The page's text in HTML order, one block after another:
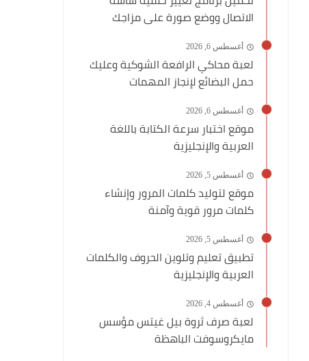
الاتصال ووضع صورة على مزاجك
أغسطس 6, 2026
لعبة محاكي الرافعة الشوكية وعليك
حمل البضائع لإنجاز المهمات
أغسطس 6, 2026
موقع اختبار سرعة الكتابة باللغة
العربية والإنجليزية
أغسطس 5, 2026
موقع لتوليد كلمات المرور وإنشاء
كلمات مرور قوية وآمنة
أغسطس 5, 2026
تطبيق تعليم وتلوين الحروف والكلمات
العربية والإنجليزية
أغسطس 4, 2026
لعبة صرف ثروة بيل غيتس مؤسس
مايكروسوفت الباهظة